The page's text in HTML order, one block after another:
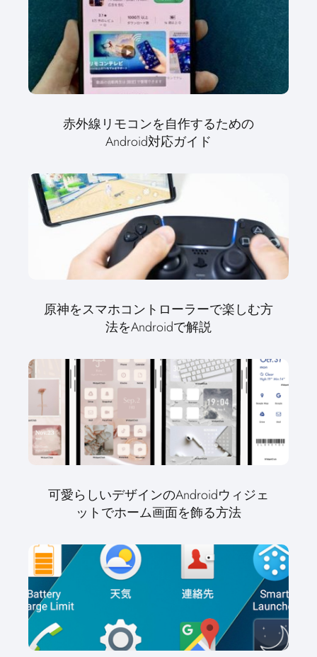
赤外線リモコンを自作するための
Android対応ガイド
原神をスマホコントローラーで楽しむ方
法をAndroidで解説
可愛らしいデザインのAndroidウィジェ
ットでホーム画面を飾る方法